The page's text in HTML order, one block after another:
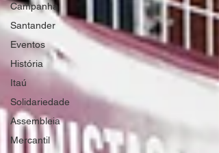
Campanha
Santander
Eventos
História
Itaú
Solidariedade
Assembleia
Mercantil